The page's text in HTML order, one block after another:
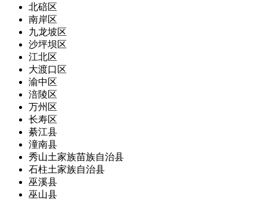
北碚区
南岸区
九龙坡区
沙坪坝区
江北区
大渡口区
渝中区
涪陵区
万州区
长寿区
綦江县
潼南县
秀山土家族苗族自治县
石柱土家族自治县
巫溪县
巫山县